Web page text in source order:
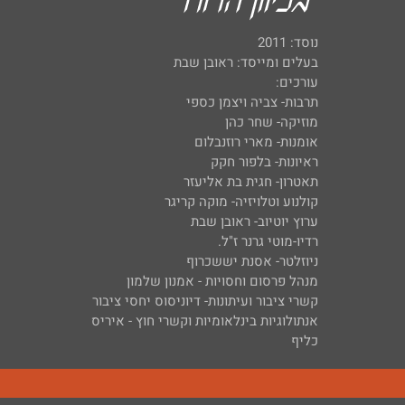
נוסד: 2011
בעלים ומייסד: ראובן שבת
עורכים:
תרבות- צביה ויצמן כספי
מוזיקה- שחר כהן
אומנות- מארי רוזנבלום
ראיונות- בלפור חקק
תאטרון- חגית בת אליעזר
קולנוע וטלויזיה- מוקה קריגר
ערוץ יוטיוב- ראובן שבת
רדיו-מוטי גרנר ז"ל.
ניוזלטר- אסנת יששכרוף
מנהל פרסום וחסויות - אמנון שלמון
קשרי ציבור ועיתונות- דיוניסוס יחסי ציבור
אנתולוגיות בינלאומיות וקשרי חוץ - איריס
כליף